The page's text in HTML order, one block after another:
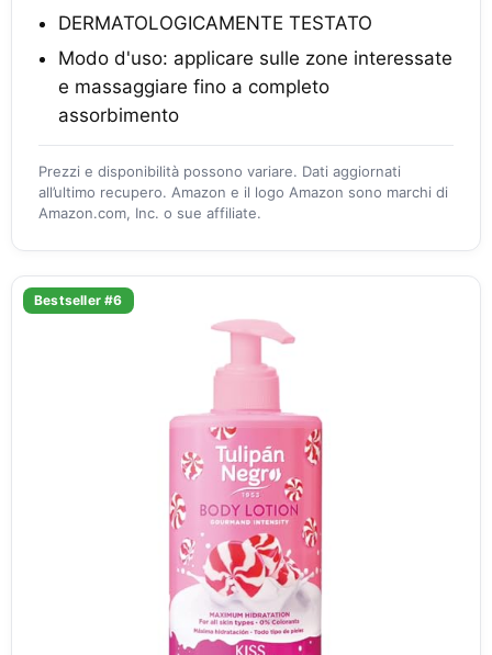
DERMATOLOGICAMENTE TESTATO
Modo d'uso: applicare sulle zone interessate
e massaggiare fino a completo
assorbimento
Prezzi e disponibilità possono variare. Dati aggiornati
all’ultimo recupero. Amazon e il logo Amazon sono marchi di
Amazon.com, Inc. o sue affiliate.
Bestseller #6